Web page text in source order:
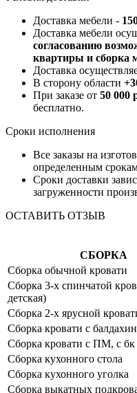
Доставка мебели -
Доставка мебели
согласованию
квартиры и сборка
Доставка
В сторону области
При заказе от 50 000
бесплатно.
Сроки исполнения
Все заказы на
определенным
Сроки доставки
загруженности
ОСТАВИТЬ ОТЗЫВ
СБОРКА
Сборка обычной кровати
Сборка 3-х спинчатой
детская)
Сборка 2-х ярусной
Сборка кровати с
Сборка кровати с ПМ, с
Сборка кухонного стола
Сборка кухонного уголка
Сборка выкатных